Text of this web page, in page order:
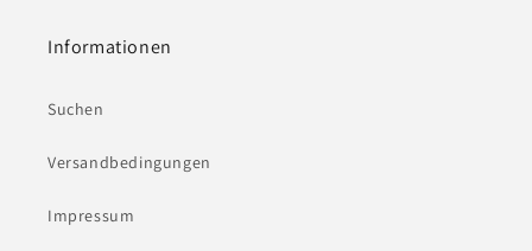
Informationen
Suchen
Versandbedingungen
Impressum